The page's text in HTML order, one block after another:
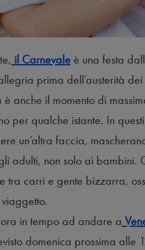
il Carnevale è una festa
prima dell’austerità
anche il momento di
per qualche istante. In
un’altra faccia,
adulti, non solo ai bambini.
tra carri e gente bizzarra,
in tempo ad andare a
domenica prossima alle